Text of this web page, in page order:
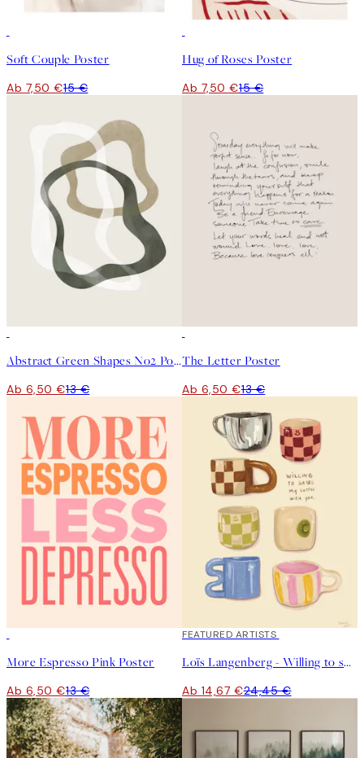
Soft Couple Poster
Ab 7,50 €15 €
Hug of Roses Poster
Ab 7,50 €15 €
Abstract Green Shapes No2 Poster
Ab 6,50 €13 €
The Letter Poster
Ab 6,50 €13 €
More Espresso Pink Poster
Ab 6,50 €13 €
40%*
FEATURED ARTISTS
Loïs Langenberg - Willing to share my Coffe with you Poster
Ab 14,67 €24,45 €